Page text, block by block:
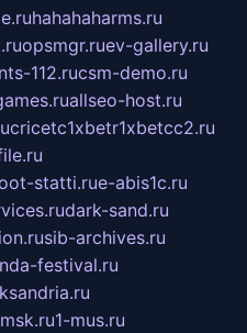
hahahaharms.ru
opsmgr.ruev-gallery.ru
112.rucsm-demo.ru
allseo-host.ru
cricetc1xbetr1xbetcc2.ru
statti.rue-abis1c.ru
dark-sand.ru
sib-archives.ru
festival.ru
1-mus.ru